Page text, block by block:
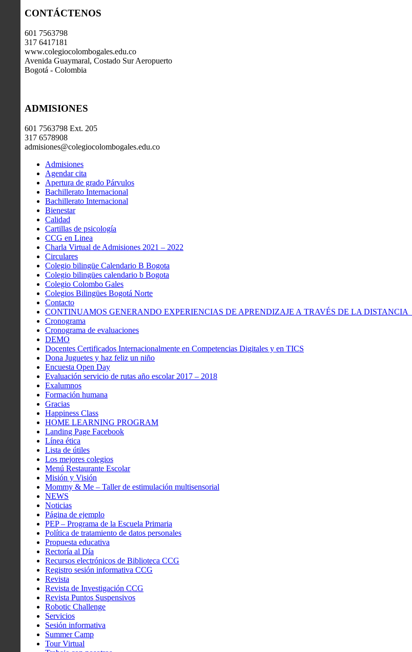
CONTÁCTENOS
601 7563798
317 6417181
www.colegiocolombogales.edu.co
Avenida Guaymaral, Costado Sur Aeropuerto
Bogotá - Colombia
ADMISIONES
601 7563798 Ext. 205
317 6578908
admisiones@colegiocolombogales.edu.co
Admisiones
Agendar cita
Apertura de grado Párvulos
Bachillerato Internacional
Bachillerato Internacional
Bienestar
Calidad
Cartillas de psicología
CCG en Linea
Charla Virtual de Admisiones 2021 – 2022
Circulares
Colegio bilingüe Calendario B Bogota
Colegio bilingües calendario b Bogota
Colegio Colombo Gales
Colegios Bilingües Bogotá Norte
Contacto
CONTINUAMOS GENERANDO EXPERIENCIAS DE APRENDIZAJE A TRAVÉS DE LA DISTANCIA
Cronograma
Cronograma de evaluaciones
DEMO
Docentes Certificados Internacionalmente en Competencias Digitales y en TICS
Dona Juguetes y haz feliz un niño
Encuesta Open Day
Evaluación servicio de rutas año escolar 2017 – 2018
Exalumnos
Formación humana
Gracias
Happiness Class
HOME LEARNING PROGRAM
Landing Page Facebook
Línea ética
Lista de útiles
Los mejores colegios
Menú Restaurante Escolar
Misión y Visión
Mommy & Me – Taller de estimulación multisensorial
NEWS
Noticias
Página de ejemplo
PEP – Programa de la Escuela Primaria
Política de tratamiento de datos personales
Propuesta educativa
Rectoría al Día
Recursos electrónicos de Biblioteca CCG
Registro sesión informativa CCG
Revista
Revista de Investigación CCG
Revista Puntos Suspensivos
Robotic Challenge
Servicios
Sesión informativa
Summer Camp
Tour Virtual